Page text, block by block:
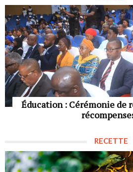
Éducation : Cérémonie de
RECETTE